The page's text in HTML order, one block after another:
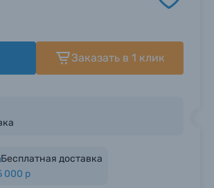
Заказать в 1 клик
Бесплатная доставка
000 р